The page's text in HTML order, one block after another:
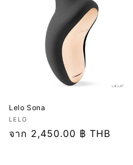
Lelo Sona
เวน
เด
LELO
ราคา
จาก 2,450.00 ฿ THB